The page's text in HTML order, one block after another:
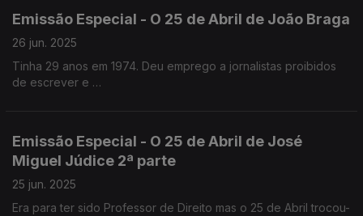
Emissão Especial - O 25 de Abril de João Braga
26 jun. 2025
Tinha 29 anos em 1974. Deu emprego a jornalistas proibidos
de escrever e
Emissão Especial - O 25 de Abril de José
Miguel Júdice 2ª parte
25 jun. 2025
Era para ter sido Professor de Direito mas o 25 de Abril trocou-